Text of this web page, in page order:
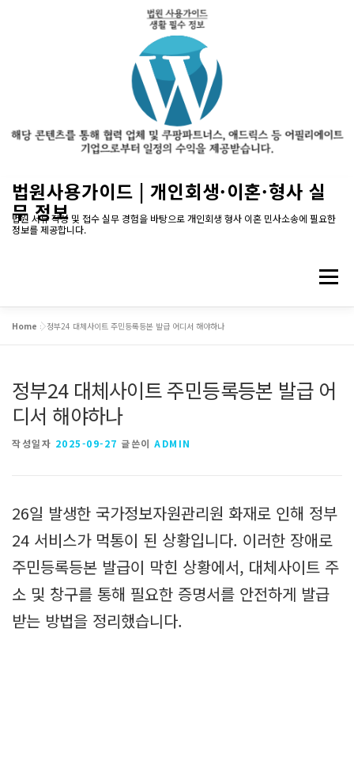
법원사용가이드 | 개인회생·이혼·형사 실
무 정보
법원 서류 작성 및 접수 실무 경험을 바탕으로 개인회생 형사 이혼 민사소송에 필요한
정보를 제공합니다.
메뉴
Home »정부24 대체사이트 주민등록등본 발급 어디서 해야하나
정부24 대체사이트 주민등록등본 발급 어
디서 해야하나
작성일자 2025-09-27 글쓴이 ADMIN
26일 발생한 국가정보자원관리원 화재로 인해 정부
24 서비스가 먹통이 된 상황입니다. 이러한 장애로
주민등록등본 발급이 막힌 상황에서, 대체사이트 주
소 및 창구를 통해 필요한 증명서를 안전하게 발급
받는 방법을 정리했습니다.